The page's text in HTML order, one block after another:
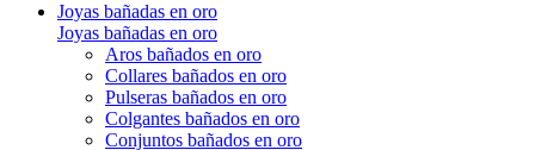
Joyas bañadas en oro
Joyas bañadas en oro
Aros bañados en oro
Collares bañados en oro
Pulseras bañados en oro
Colgantes bañados en oro
Conjuntos bañados en oro